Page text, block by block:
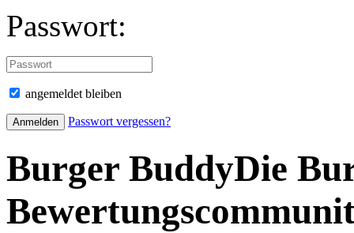
Passwort:
angemeldet bleiben
Passwort vergessen?
Burger BuddyDie